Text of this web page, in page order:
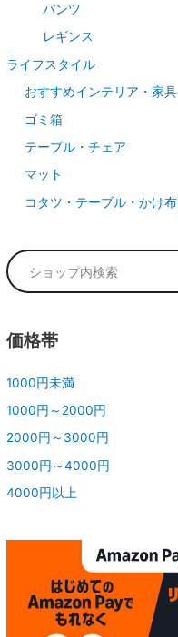
パンツ
レギンス
ライフスタイル
おすすめインテリア・家
ゴミ箱
テーブル・チェア
マット
コタツ・テーブル・かけ布
価格帯
1000円未満
1000円～2000円
2000円～3000円
3000円～4000円
4000円以上